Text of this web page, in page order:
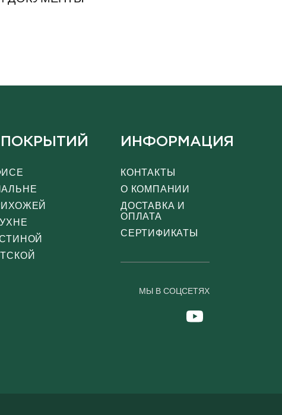
ИНФОРМАЦИЯ
КОНТАКТЫ
О КОМПАНИИ
ДОСТАВКА И
ОПЛАТА
СЕРТИФИКАТЫ
МЫ В СОЦСЕТЯХ